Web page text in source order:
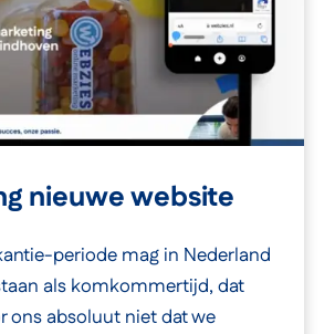
nieuwe website
periode mag in Nederland
als komkommertijd, dat
ons absoluut niet dat we